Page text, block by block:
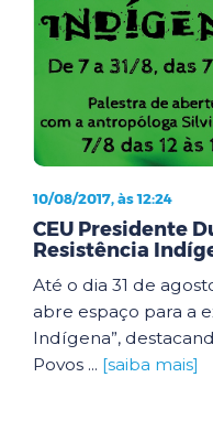
10/08/2017, às 12:24
CEU Presidente
Resistência
Até o dia 31 de
abre espaço para a
Indígena”,
Povos ... [saiba mais]